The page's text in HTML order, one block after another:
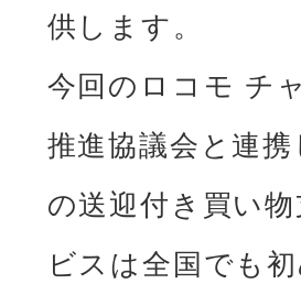
供します。
今回のロコモ チ
推進協議会と連
の送迎付き買い
ビスは全国でも